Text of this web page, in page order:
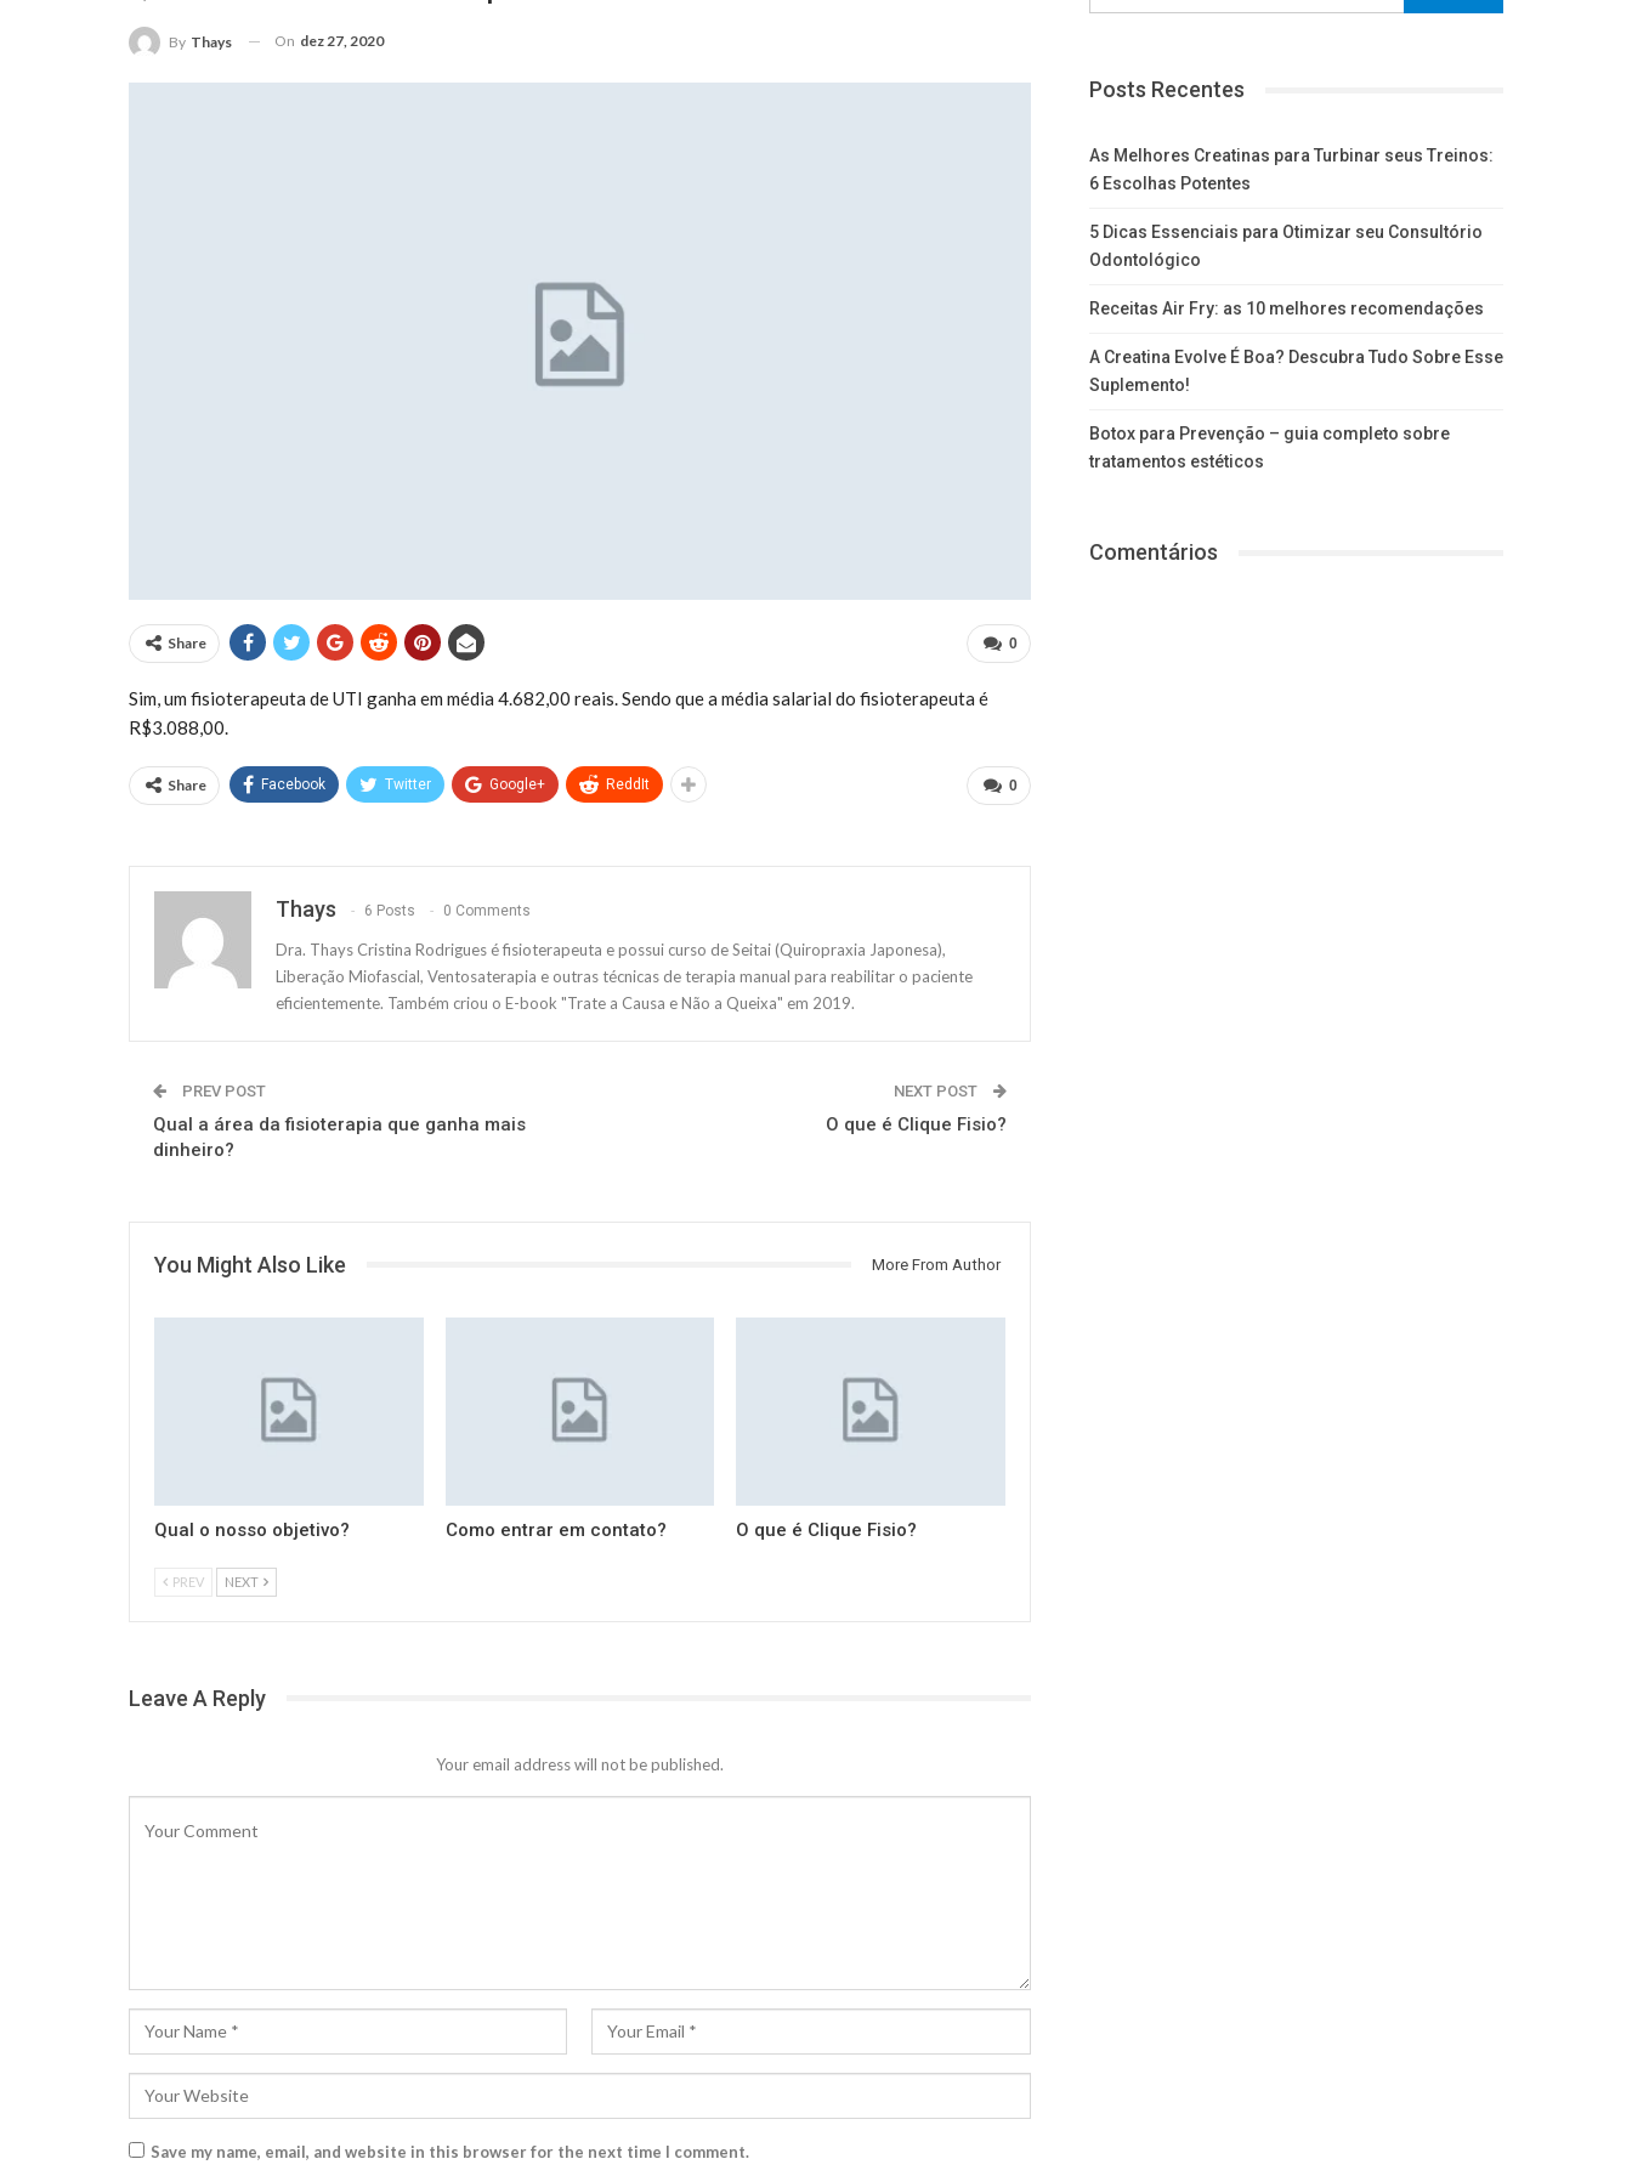
By Thays On dez 27, 2020
0
Share
Sim, um fisioterapeuta de UTI ganha em média 4.682,00 reais. Sendo que a média salarial do fisioterapeuta é
R$3.088,00.
0
Share Facebook Twitter Google+ ReddIt
Thays 6 Posts 0 Comments
Dra. Thays Cristina Rodrigues é fisioterapeuta e possui curso de Seitai (Quiropraxia Japonesa),
Liberação Miofascial, Ventosaterapia e outras técnicas de terapia manual para reabilitar o paciente
eficientemente. Também criou o E-book "Trate a Causa e Não a Queixa" em 2019.
PREV POST
Qual a área da fisioterapia que ganha mais
dinheiro?
NEXT POST
O que é Clique Fisio?
You Might Also Like More From Author
Qual o nosso objetivo? Como entrar em contato? O que é Clique Fisio?
PREV NEXT
Leave A Reply
Your email address will not be published.
Save my name, email, and website in this browser for the next time I comment.
Posts Recentes
As Melhores Creatinas para Turbinar seus Treinos:
6 Escolhas Potentes
5 Dicas Essenciais para Otimizar seu Consultório
Odontológico
Receitas Air Fry: as 10 melhores recomendações
A Creatina Evolve É Boa? Descubra Tudo Sobre Esse
Suplemento!
Botox para Prevenção – guia completo sobre
tratamentos estéticos
Comentários